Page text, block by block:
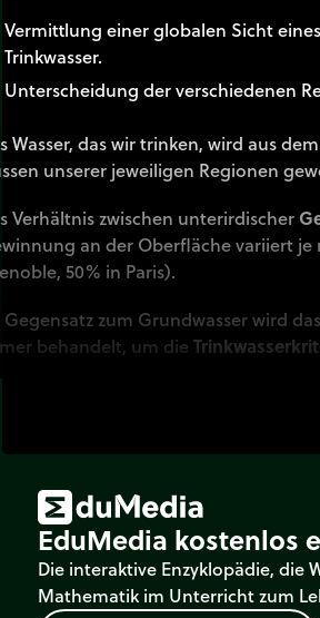
Vermittlung einer globalen Sicht
Trinkwasser.
Unterscheidung der verschiedenen
Wasser, das wir trinken, wird aus
unserer jeweiligen Regionen
Verhältnis zwischen unterirdischer
an der Oberfläche variiert je
50% in Paris).
zum Grundwasser wird
behandelt, um die
EduMedia kostenlos
Die interaktive Enzyklopädie, die
Mathematik im Unterricht zum